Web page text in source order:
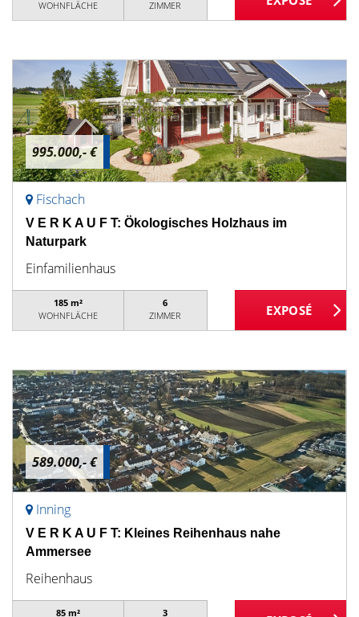
WOHNFLÄCHE
ZIMMER
995.000,- €
Fischach
V E R K A U F T: Ökologisches Holzhaus im
Naturpark
Einfamilienhaus
185 m²
WOHNFLÄCHE
6
ZIMMER
589.000,- €
Inning
V E R K A U F T: Kleines Reihenhaus nahe
Ammersee
Reihenhaus
85 m² 3